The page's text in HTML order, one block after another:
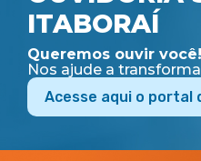
ITABORAÍ
Queremos ouvir você!
Nos ajude a
Acesse aqui o portal